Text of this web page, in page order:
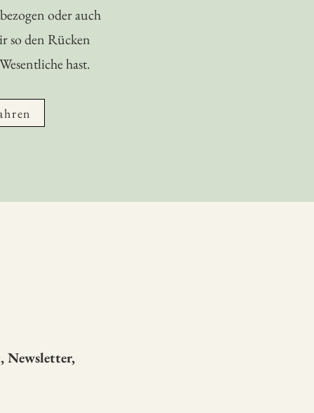
oder auch
so den Rücken
hast.
Newsletter,